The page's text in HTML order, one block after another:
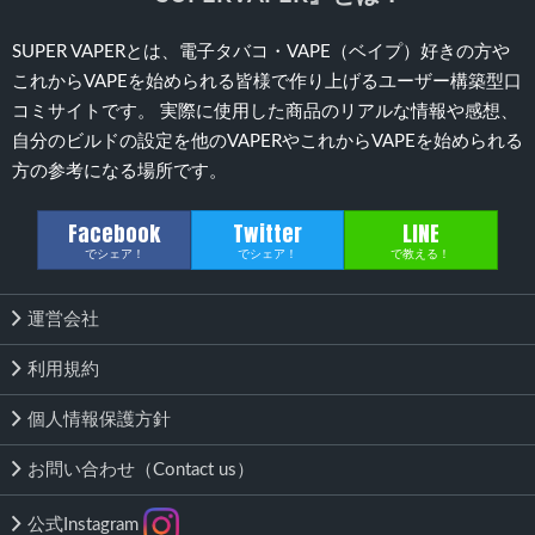
SUPER VAPERとは、電子タバコ・VAPE（ベイプ）好きの方や
これからVAPEを始められる皆様で作り上げるユーザー構築型口
コミサイトです。 実際に使用した商品のリアルな情報や感想、
自分のビルドの設定を他のVAPERやこれからVAPEを始められる
方の参考になる場所です。
Facebook
でシェア！
Twitter
でシェア！
LINE
で教える！
運営会社
利用規約
個人情報保護方針
お問い合わせ（Contact us）
公式Instagram